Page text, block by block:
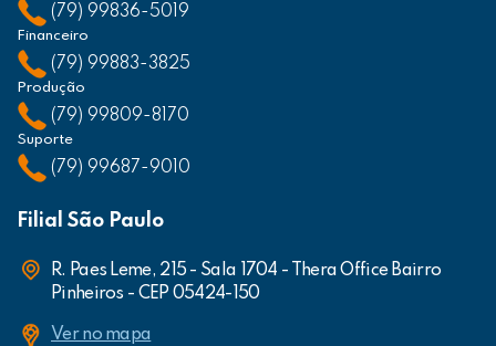
(79) 99836-5019
Financeiro
(79) 99883-3825
Produção
(79) 99809-8170
Suporte
(79) 99687-9010
Filial São Paulo
R. Paes Leme, 215 - Sala 1704 - Thera Office Bairro
Pinheiros - CEP 05424-150
Ver no mapa